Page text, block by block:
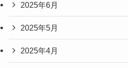
2025年6月
2025年5月
2025年4月